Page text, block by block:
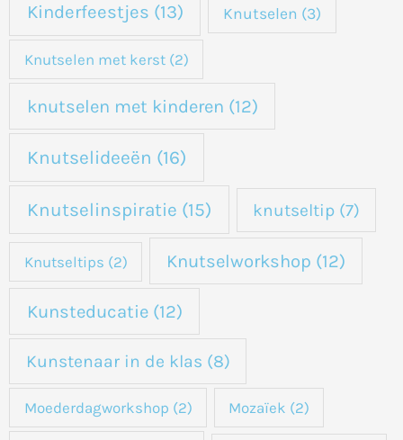
Kinderfeestjes (13) Knutselen (3)
Knutselen met kerst(2)
knutselen met kinderen (12)
Knutselideeën (16)
Knutselinspiratie (15) knutseltip (7)
Knutseltips (2) Knutselworkshop (12)
Kunsteducatie(12)
Kunstenaar in de klas (8)
Moederdagworkshop (2) Mozaïek (2)